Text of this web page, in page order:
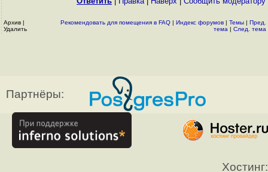
Архив |
Удалить
Рекомендовать для помещения в FAQ | Индекс форумов | Темы | Пред.
тема | След. тема
Партнёры:
Хостинг: